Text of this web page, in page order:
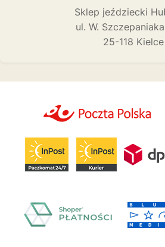
Sklep jeździecki
ul. W.
25-118 Kielce